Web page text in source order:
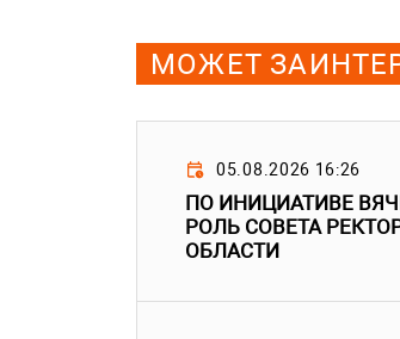
МОЖЕТ
05.08.2026 16:26
ПО ИНИЦИАТИВЕ
РОЛЬ СОВЕТА
ОБЛАСТИ